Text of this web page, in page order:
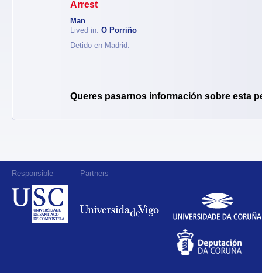
Arrest
Man
Lived in: O Porriño
Detido en Madrid.
Queres pasarnos información sobre esta
Responsible Partners